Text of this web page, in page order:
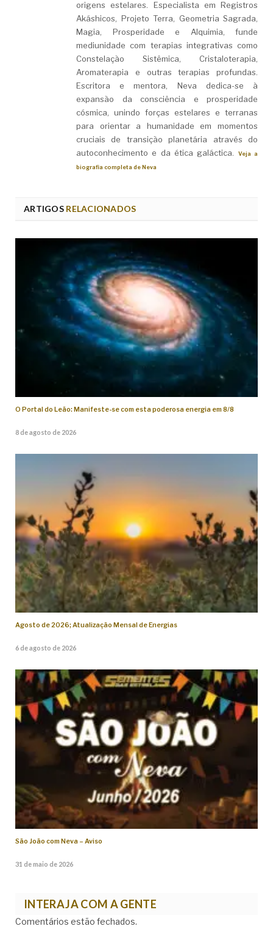
origens estelares. Especialista em Registros
Akáshicos, Projeto Terra, Geometria Sagrada,
Magia, Prosperidade e Alquimia, funde
mediunidade com terapias integrativas como
Constelação Sistêmica, Cristaloterapia,
Aromaterapia e outras terapias profundas.
Escritora e mentora, Neva dedica-se à
expansão da consciência e prosperidade
cósmica, unindo forças estelares e terranas
para orientar a humanidade em momentos
cruciais de transição planetária através do
autoconhecimento e da ética galáctica.
Veja a
biografia completa de Neva
ARTIGOSRELACIONADOS
O Portal do Leão: Manifeste-se com esta poderosa energia em 8/8
8 de agosto de 2026
Agosto de 2026; Atualização Mensal de Energias
6 de agosto de 2026
São João com Neva – Aviso
31 de maio de 2026
INTERAJA COM A GENTE
Comentários estão fechados.